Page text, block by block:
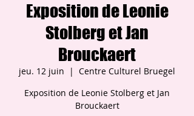
Exposition de Leonie
Stolberg et Jan
Brouckaert
jeu. 12 juin
  |
Centre Culturel Bruegel
Exposition de Leonie Stolberg et Jan
Brouckaert